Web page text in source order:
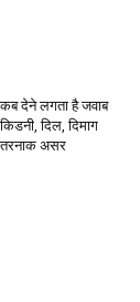
देने लगता है जवाब
दिल, दिमाग
असर